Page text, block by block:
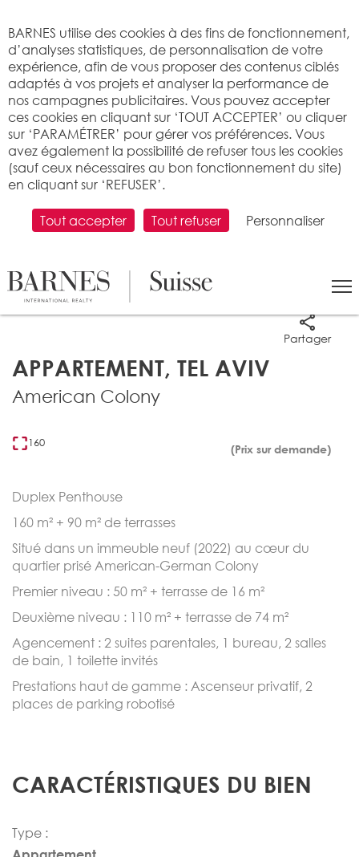
9 photos
APPARTEMENT, TEL AVIV
Partager
American Colony
160 (Prix sur demande)
Duplex Penthouse
160 m² + 90 m² de terrasses
Situé dans un immeuble neuf (2022) au cœur du
quartier prisé American-German Colony
Premier niveau : 50 m² + terrasse de 16 m²
Deuxième niveau : 110 m² + terrasse de 74 m²
Agencement : 2 suites parentales, 1 bureau, 2 salles
de bain, 1 toilette invités
Prestations haut de gamme : Ascenseur privatif, 2
places de parking robotisé
CARACTÉRISTIQUES DU BIEN
Type :
BARNES utilise des cookies à des fins de fonctionnement,
d’analyses statistiques, de personnalisation de votre
expérience, afin de vous proposer des contenus ciblés
adaptés à vos projets et analyser la performance de
nos campagnes publicitaires. Vous pouvez accepter
ces cookies en cliquant sur ‘TOUT ACCEPTER’ ou cliquer
sur ‘PARAMÉTRER’ pour gérer vos préférences. Vous
avez également la possibilité de refuser tous les cookies
(sauf ceux nécessaires au bon fonctionnement du site)
en cliquant sur ‘REFUSER’.
Tout accepter Tout refuser Personnaliser